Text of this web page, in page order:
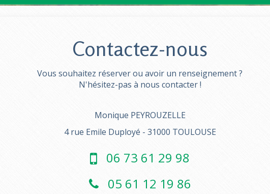
Contactez-nous
Vous souhaitez réserver ou avoir un renseignement ?
N'hésitez-pas à nous contacter !
Monique PEYROUZELLE
4 rue Emile Duployé - 31000 TOULOUSE
06 73 61 29 98
05 61 12 19 86